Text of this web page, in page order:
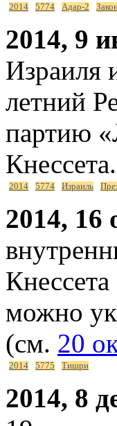
2014 5774 Адар-2
2014, 9
Израиля
летний
партию
Кнессета.
2014 5774 Израиль
2014, 16
можно
(см. 20
2014 5775 Тишри
2014, 8